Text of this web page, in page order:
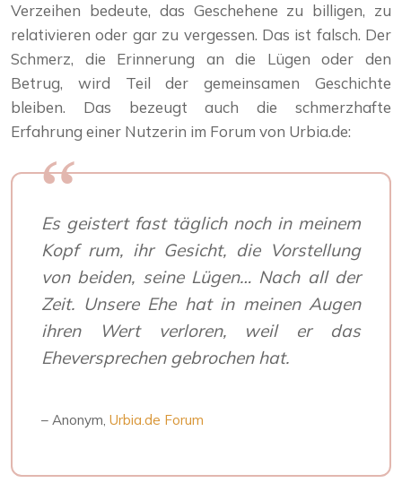
Verzeihen bedeute, das Geschehene zu billigen, zu
relativieren oder gar zu vergessen. Das ist falsch. Der
Schmerz, die Erinnerung an die Lügen oder den
Betrug, wird Teil der gemeinsamen Geschichte
bleiben. Das bezeugt auch die schmerzhafte
Erfahrung einer Nutzerin im Forum von Urbia.de:
Es geistert fast täglich noch in meinem
Kopf rum, ihr Gesicht, die Vorstellung
von beiden, seine Lügen… Nach all der
Zeit. Unsere Ehe hat in meinen Augen
ihren Wert verloren, weil er das
Eheversprechen gebrochen hat.
– Anonym, Urbia.de Forum